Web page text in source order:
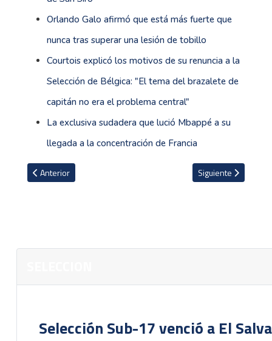
Orlando Galo afirmó que está más fuerte que
nunca tras superar una lesión de tobillo
Courtois explicó los motivos de su renuncia a la
Selección de Bélgica: "El tema del brazalete de
capitán no era el problema central"
La exclusiva sudadera que lució Mbappé a su
llegada a la concentración de Francia
Artículo anterior: Costa Rica enfrentará a un Belice que llega con
Anterior Artículo siguiente:
Siguiente
Selección Sub-17 venció a El